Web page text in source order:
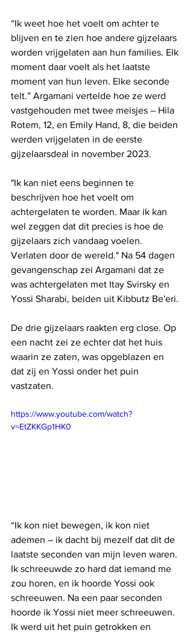
“Ik weet hoe het voelt om achter te
blijven en te zien hoe andere gijzelaars
worden vrijgelaten aan hun families. Elk
moment daar voelt als het laatste
moment van hun leven. Elke seconde
telt.” Argamani vertelde hoe ze werd
vastgehouden met twee meisjes – Hila
Rotem, 12, en Emily Hand, 8, die beiden
werden vrijgelaten in de eerste
gijzelaarsdeal in november 2023.
"Ik kan niet eens beginnen te
beschrijven hoe het voelt om
achtergelaten te worden. Maar ik kan
wel zeggen dat dit precies is hoe de
gijzelaars zich vandaag voelen.
Verlaten door de wereld." Na 54 dagen
gevangenschap zei Argamani dat ze
was achtergelaten met Itay Svirsky en
Yossi Sharabi, beiden uit Kibbutz Be'eri.
De drie gijzelaars raakten erg close. Op
een nacht zei ze echter dat het huis
waarin ze zaten, was opgeblazen en
dat zij en Yossi onder het puin
vastzaten.
https://www.youtube.com/watch?
v=EtZKKGp1HK0
“Ik kon niet bewegen, ik kon niet
ademen – ik dacht bij mezelf dat dit de
laatste seconden van mijn leven waren.
Ik schreeuwde zo hard dat iemand me
zou horen, en ik hoorde Yossi ook
schreeuwen. Na een paar seconden
hoorde ik Yossi niet meer schreeuwen.
Ik werd uit het puin getrokken en